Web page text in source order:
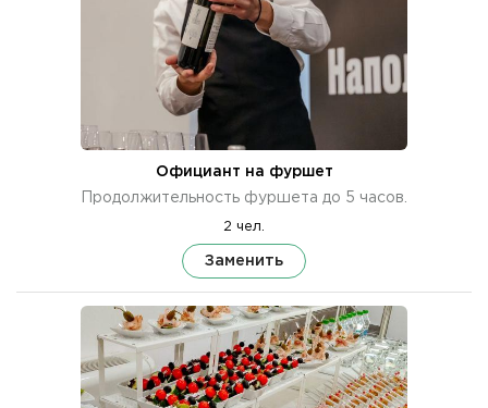
Официант на фуршет
Продолжительность фуршета до 5 часов.
2 чел.
Заменить